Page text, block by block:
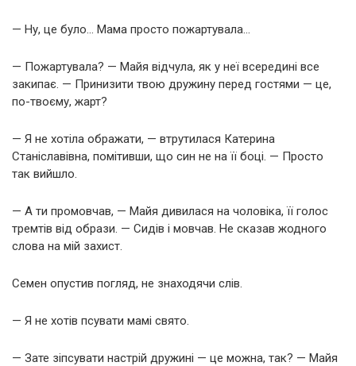
— Ну, це було… Мама просто пожартувала…
— Пожартувала? — Майя відчула, як у неї всередині все
закипає. — Принизити твою дружину перед гостями — це,
по-твоєму, жарт?
— Я не хотіла ображати, — втрутилася Катерина
Станіславівна, помітивши, що син не на її боці. — Просто
так вийшло.
— А ти промовчав, — Майя дивилася на чоловіка, її голос
тремтів від образи. — Сидів і мовчав. Не сказав жодного
слова на мій захист.
Семен опустив погляд, не знаходячи слів.
— Я не хотів псувати мамі свято.
— Зате зіпсувати настрій дружині — це можна, так? — Майя